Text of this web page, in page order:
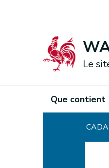
Le
Que contient
CADA